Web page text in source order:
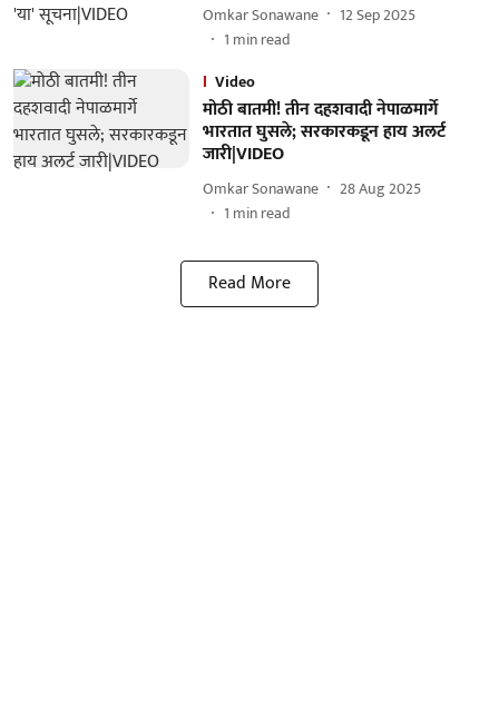
Omkar Sonawane
12 Sep 2025
1 min read
Video
मोठी बातमी! तीन दहशवादी नेपाळमार्गे
भारतात घुसले; सरकारकडून हाय अलर्ट
जारी|VIDEO
Omkar Sonawane
28 Aug 2025
1 min read
Read More